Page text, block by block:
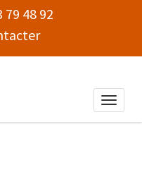
79 48 92
Toggle